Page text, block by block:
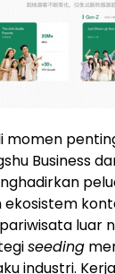
momen
Business
luar
seeding
industri.